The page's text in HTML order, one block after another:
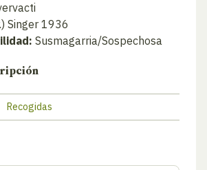
Singer 1936
Susmagarria/Sospechosa
Recogidas